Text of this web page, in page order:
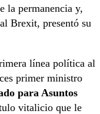
la permanencia y,
Brexit, presentó su
línea política al
primer ministro
para Asuntos
vitalicio que le